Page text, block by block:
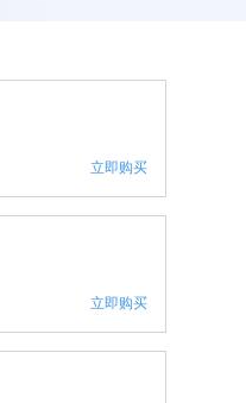
立即购买
立即购买